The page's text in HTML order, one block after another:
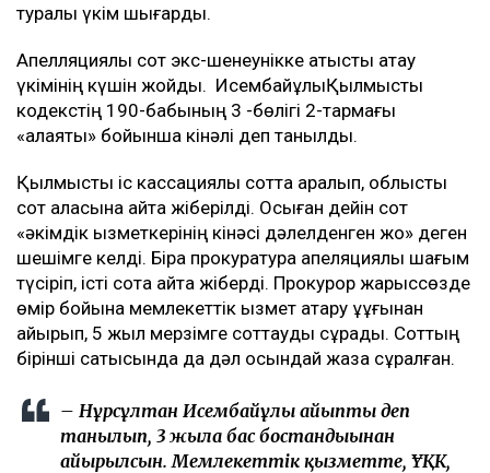
туралы үкім шығарды.
Апелляциялық сот экс-шенеунікке қатысты ақтау
үкімінің күшін жойды. ИсембайұлыҚылмыстық
кодекстің 190-бабының 3 -бөлігі 2-тармағы
«алаяқтық» бойынша кінәлі деп танылды.
Қылмыстық іс кассациялық сотта қаралып, облыстық
сот алқасына қайта жіберілді. Осыған дейін сот
«әкімдік қызметкерінің кінәсі дәлелденген жоқ» деген
шешімге келді. Бірақ прокуратура апеляциялық шағым
түсіріп, істі сотқа қайта жіберді. Прокурор жарыссөзде
өмір бойына мемлекеттік қызмет атқару құқұғынан
айырып, 5 жыл мерзімге соттауды сұрады. Соттың
бірінші сатысында да дәл осындай жаза сұралған.
– Нұрсұлтан Исембайұлы айыпты деп
танылып, 3 жылға бас бостандығынан
айырылсын. Мемлекеттік қызметте, ҰҚК,